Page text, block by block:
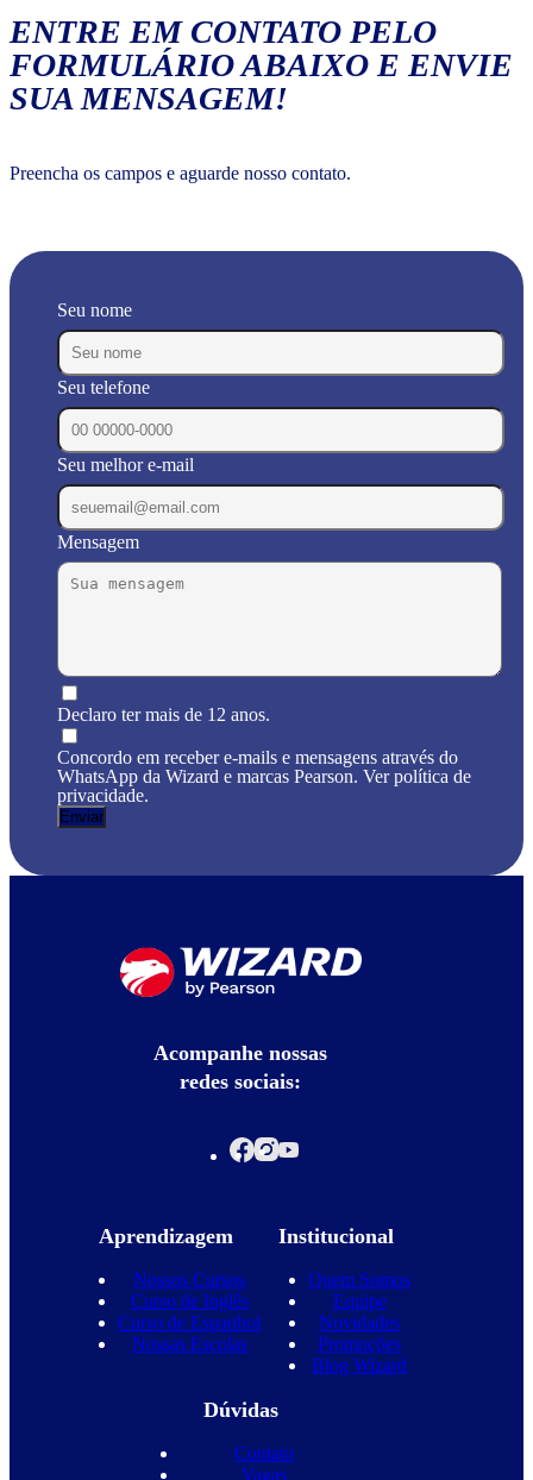
ENTRE EM CONTATO PELO
FORMULÁRIO ABAIXO E ENVIE
SUA MENSAGEM!
Preencha os campos e aguarde nosso contato.
Seu nome
Seu telefone
Seu melhor e-mail
Mensagem
Declaro ter mais de 12 anos.
Concordo em receber e-mails e mensagens através do
WhatsApp da Wizard e marcas Pearson. Ver política de
privacidade.
Acompanhe nossas
redes sociais:
Aprendizagem
Nossos Cursos
Curso de Inglês
Curso de Espanhol
Nossas Escolas
Institucional
Quem Somos
Equipe
Novidades
Promoções
Blog Wizard
Dúvidas
Contato
Vagas